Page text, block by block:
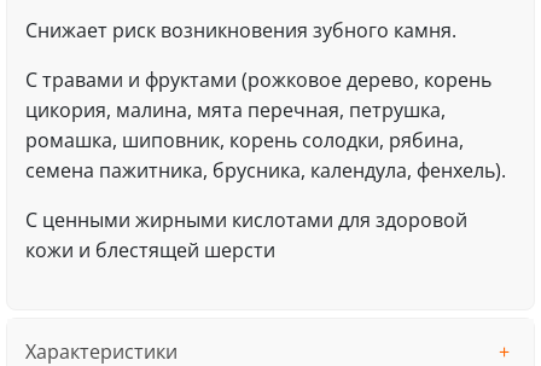
Снижает риск возникновения зубного камня.
С травами и фруктами (рожковое дерево, корень
цикория, малина, мята перечная, петрушка,
ромашка, шиповник, корень солодки, рябина,
семена пажитника, брусника, календула, фенхель).
С ценными жирными кислотами для здоровой
кожи и блестящей шерсти
Характеристики